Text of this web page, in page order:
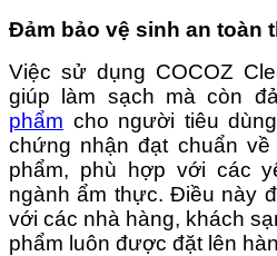
Đảm bảo vệ sinh an toàn
Việc sử dụng COCOZ
giúp làm sạch mà còn
phẩm cho người tiêu
chứng nhận đạt chuẩn
phẩm, phù hợp với các
ngành ẩm thực. Điều này
với các nhà hàng, khách
phẩm luôn được đặt lên